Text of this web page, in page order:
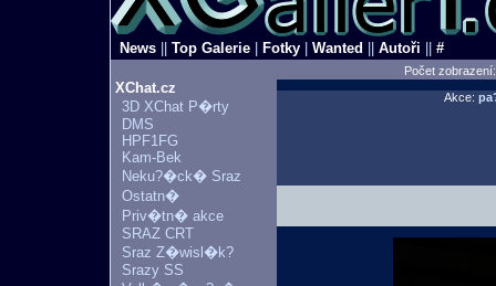
News Top Galerie Fotky Wanted Autoři #
Počet
XChat.cz
3D XChat P�rty
DMS
HPF1FG
Kam-Bek
Neku?�ck� Sraz
Ostatn�
Priv�tn� akce
SRAZ CRT
Sraz Z�wisl�k?
Srazy SS
Akce: